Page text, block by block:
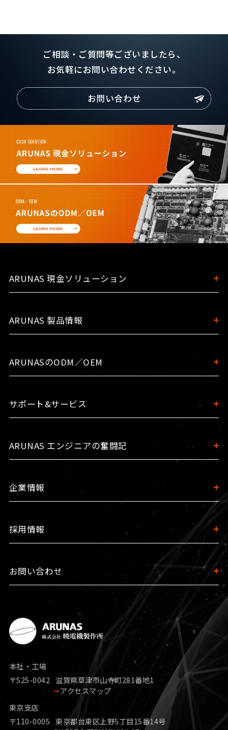
ご相談・ご質問等ございましたら、
お気軽にお問い合わせください。
ARUNAS 現金ソリューション
ARUNAS 製品情報
ARUNASのODM／OEM
サポート&サービス
ARUNAS エンジニアの奮闘記
企業情報
採用情報
お問い合わせ
本社・工場
〒525-0042 滋賀県草津市山寺町281番地1
アクセスマップ
東京支店
〒110-0005 東京都台東区上野5丁目15番14号